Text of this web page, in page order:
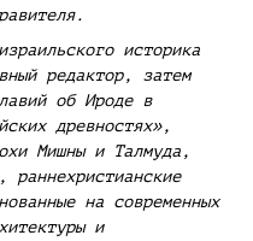
историка
редактор, затем
об Ироде в
древностях»,
Мишны и Талмуда,
раннехристианские
на современных
и